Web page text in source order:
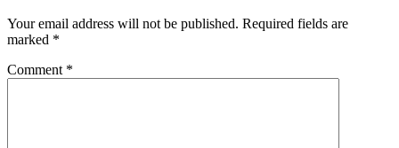
Your email address will not be published. Required fields are
marked *
Comment *